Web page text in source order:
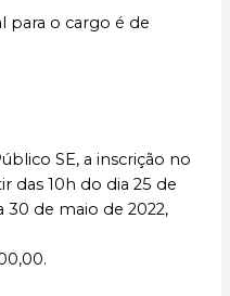
para o cargo é de
SE, a inscrição no
das 10h do dia 25 de
30 de maio de 2022,